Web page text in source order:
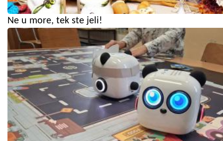
Ne u more, tek ste jeli!